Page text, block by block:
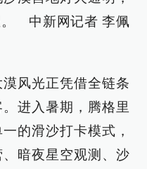
。 中新网记者 李佩
风光正凭借全链条
进入暑期，腾格里
的滑沙打卡模式，
暗夜星空观测、沙